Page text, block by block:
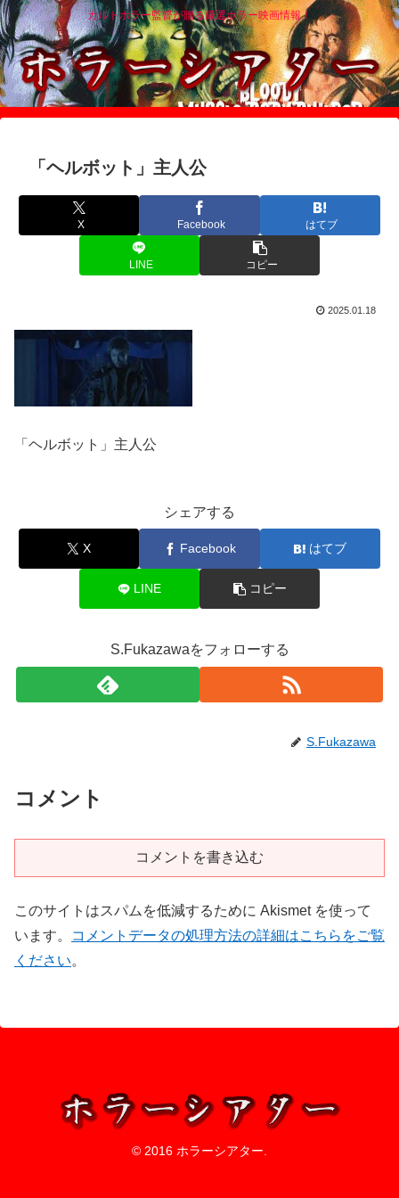
カルトホラー監督が贈る厳選ホラー映画情報！
「ヘルボット」主人公
X Facebook はてブ
LINE コピー
2025.01.18
「ヘルボット」主人公
シェアする
X Facebook はてブ
LINE コピー
S.Fukazawaをフォローする
S.Fukazawa
コメント
コメントを書き込む
このサイトはスパムを低減するために Akismet を使って
います。
コメントデータの処理方法の詳細はこちらをご覧
ください。
© 2016 ホラーシアター.